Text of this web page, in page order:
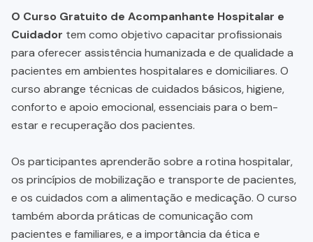
O Curso Gratuito de Acompanhante Hospitalar e
Cuidador tem como objetivo capacitar profissionais
para oferecer assistência humanizada e de qualidade a
pacientes em ambientes hospitalares e domiciliares. O
curso abrange técnicas de cuidados básicos, higiene,
conforto e apoio emocional, essenciais para o bem-
estar e recuperação dos pacientes.
Os participantes aprenderão sobre a rotina hospitalar,
os princípios de mobilização e transporte de pacientes,
e os cuidados com a alimentação e medicação. O curso
também aborda práticas de comunicação com
pacientes e familiares, e a importância da ética e